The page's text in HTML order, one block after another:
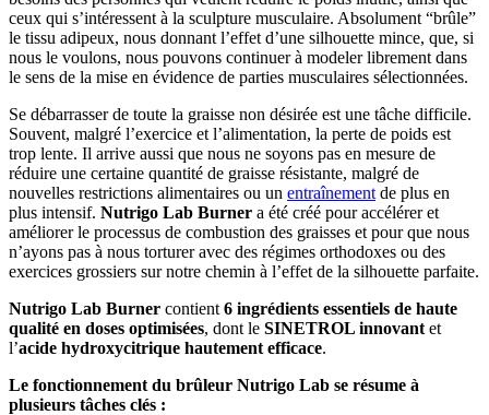
ceux qui s’intéressent à la sculpture musculaire. Absolument “brûle”
le tissu adipeux, nous donnant l’effet d’une silhouette mince, que, si
nous le voulons, nous pouvons continuer à modeler librement dans
le sens de la mise en évidence de parties musculaires sélectionnées.
Se débarrasser de toute la graisse non désirée est une tâche difficile.
Souvent, malgré l’exercice et l’alimentation, la perte de poids est
trop lente. Il arrive aussi que nous ne soyons pas en mesure de
réduire une certaine quantité de graisse résistante, malgré de
nouvelles restrictions alimentaires ou un entraînement de plus en
plus intensif. Nutrigo Lab Burner a été créé pour accélérer et
améliorer le processus de combustion des graisses et pour que nous
n’ayons pas à nous torturer avec des régimes orthodoxes ou des
exercices grossiers sur notre chemin à l’effet de la silhouette parfaite.
Nutrigo Lab Burner contient 6 ingrédients essentiels de haute
qualité en doses optimisées, dont le SINETROL innovant et
l’acide hydroxycitrique hautement efficace.
Le fonctionnement du brûleur Nutrigo Lab se résume à
plusieurs tâches clés :